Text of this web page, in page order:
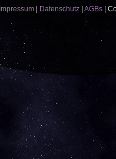
Impressum |Datenschutz AGBs |